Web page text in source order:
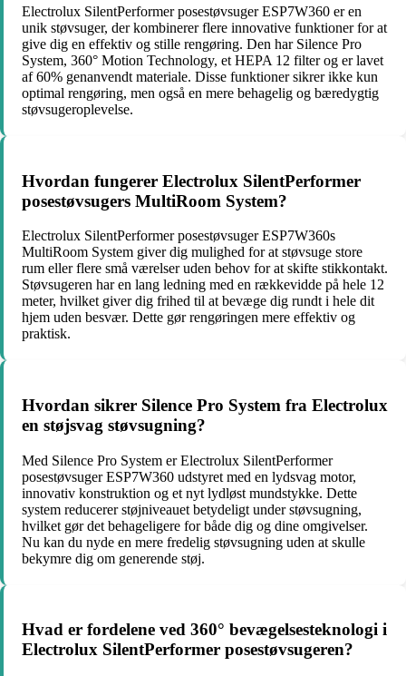
Electrolux SilentPerformer posestøvsuger ESP7W360 er en
unik støvsuger, der kombinerer flere innovative funktioner for at
give dig en effektiv og stille rengøring. Den har Silence Pro
System, 360° Motion Technology, et HEPA 12 filter og er lavet
af 60% genanvendt materiale. Disse funktioner sikrer ikke kun
optimal rengøring, men også en mere behagelig og bæredygtig
støvsugeroplevelse.
Hvordan fungerer Electrolux SilentPerformer
posestøvsugers MultiRoom System?
Electrolux SilentPerformer posestøvsuger ESP7W360s
MultiRoom System giver dig mulighed for at støvsuge store
rum eller flere små værelser uden behov for at skifte stikkontakt.
Støvsugeren har en lang ledning med en rækkevidde på hele 12
meter, hvilket giver dig frihed til at bevæge dig rundt i hele dit
hjem uden besvær. Dette gør rengøringen mere effektiv og
praktisk.
Hvordan sikrer Silence Pro System fra Electrolux
en støjsvag støvsugning?
Med Silence Pro System er Electrolux SilentPerformer
posestøvsuger ESP7W360 udstyret med en lydsvag motor,
innovativ konstruktion og et nyt lydløst mundstykke. Dette
system reducerer støjniveauet betydeligt under støvsugning,
hvilket gør det behageligere for både dig og dine omgivelser.
Nu kan du nyde en mere fredelig støvsugning uden at skulle
bekymre dig om generende støj.
Hvad er fordelene ved 360° bevægelsesteknologi i
Electrolux SilentPerformer posestøvsugeren?